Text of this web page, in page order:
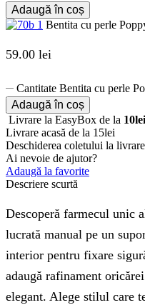
Adaugă în coș
Bentita cu perle
59.00 lei
Cantitate Bentita cu perle
Adaugă în coș
Livrare la EasyBox de la 10lei
Livrare acasă de la 15lei
Deschiderea coletului la livrare
Ai nevoie de ajutor?
Adaugă la favorite
Descriere scurtă
Descoperă farmecul unic
lucrată manual pe un
interior pentru fixare
adaugă rafinament
elegant. Alege stilul care